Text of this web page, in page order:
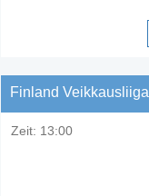
Finland Veikkausliiga
Zeit: 13:00